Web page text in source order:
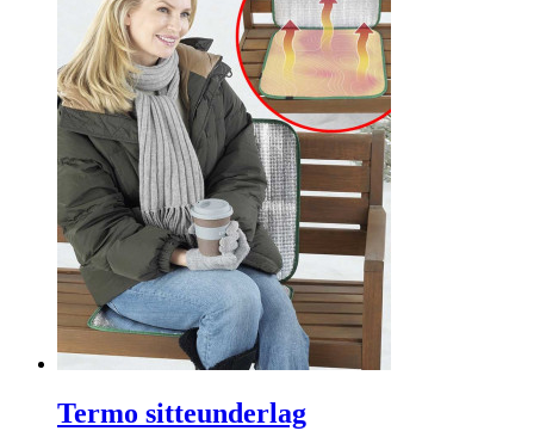
Termo sitteunderlag